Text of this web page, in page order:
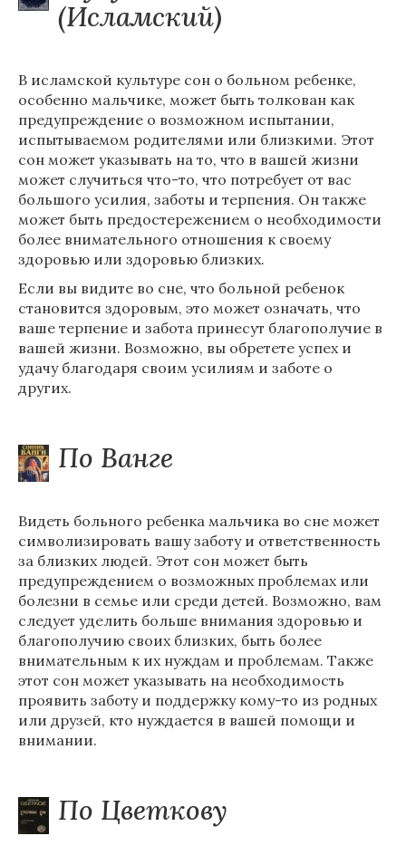
(Исламский)
В исламской культуре сон о больном ребенке,
особенно мальчике, может быть толкован как
предупреждение о возможном испытании,
испытываемом родителями или близкими. Этот
сон может указывать на то, что в вашей жизни
может случиться что-то, что потребует от вас
большого усилия, заботы и терпения. Он также
может быть предостережением о необходимости
более внимательного отношения к своему
здоровью или здоровью близких.
Если вы видите во сне, что больной ребенок
становится здоровым, это может означать, что
ваше терпение и забота принесут благополучие в
вашей жизни. Возможно, вы обретете успех и
удачу благодаря своим усилиям и заботе о
других.
По Ванге
Видеть больного ребенка мальчика во сне может
символизировать вашу заботу и ответственность
за близких людей. Этот сон может быть
предупреждением о возможных проблемах или
болезни в семье или среди детей. Возможно, вам
следует уделить больше внимания здоровью и
благополучию своих близких, быть более
внимательным к их нуждам и проблемам. Также
этот сон может указывать на необходимость
проявить заботу и поддержку кому-то из родных
или друзей, кто нуждается в вашей помощи и
внимании.
По Цветкову